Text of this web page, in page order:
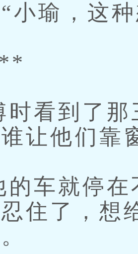
小瑜，这
看到了那
让他们靠
车就停在
住了，想